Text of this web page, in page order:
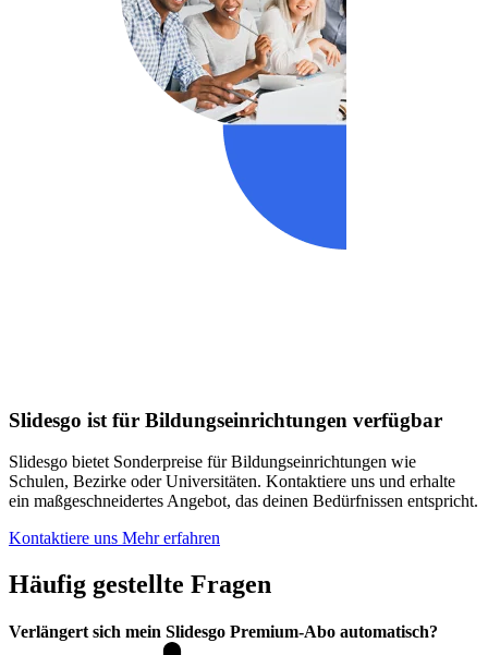
Slidesgo ist für Bildungseinrichtungen verfügbar
Slidesgo bietet Sonderpreise für Bildungseinrichtungen wie
Schulen, Bezirke oder Universitäten. Kontaktiere uns und erhalte
ein maßgeschneidertes Angebot, das deinen Bedürfnissen entspricht.
Kontaktiere uns Mehr erfahren
Häufig gestellte Fragen
Verlängert sich mein Slidesgo Premium-Abo automatisch?